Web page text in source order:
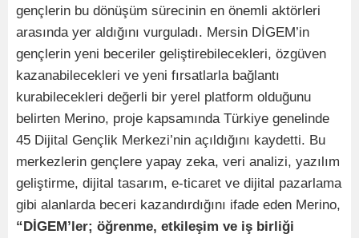
gençlerin bu dönüşüm sürecinin en önemli aktörleri
arasında yer aldığını vurguladı. Mersin DİGEM’in
gençlerin yeni beceriler geliştirebilecekleri, özgüven
kazanabilecekleri ve yeni fırsatlarla bağlantı
kurabilecekleri değerli bir yerel platform olduğunu
belirten Merino, proje kapsamında Türkiye genelinde
45 Dijital Gençlik Merkezi’nin açıldığını kaydetti. Bu
merkezlerin gençlere yapay zeka, veri analizi, yazılım
geliştirme, dijital tasarım, e-ticaret ve dijital pazarlama
gibi alanlarda beceri kazandırdığını ifade eden Merino,
“DİGEM’ler; öğrenme, etkileşim ve iş birliği